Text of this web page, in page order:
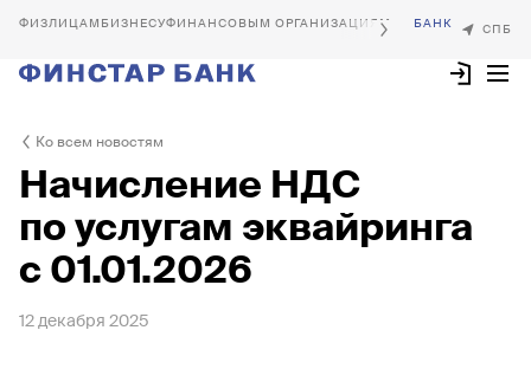
БИЗНЕСУФИНАНСОВЫМ ОРГАНИЗАЦИЯМ
Ко всем новостям
Начисление НДС
по услугам эквайринга
с 01.01.2026
12 декабря 2025